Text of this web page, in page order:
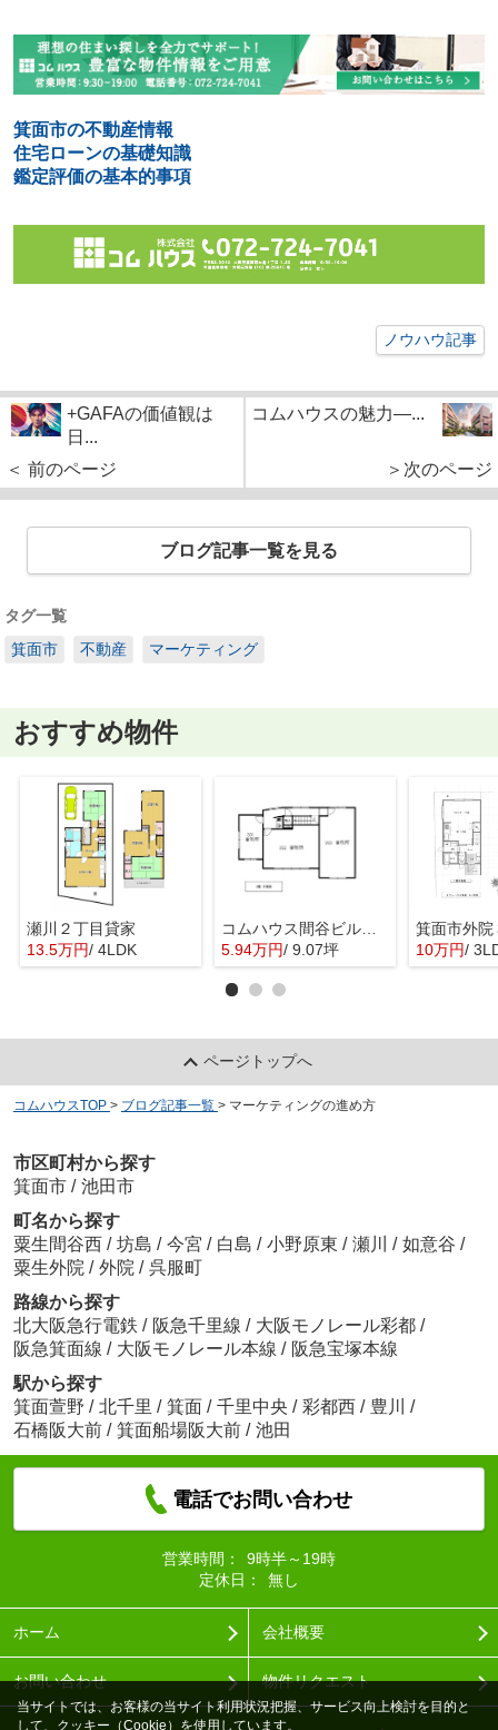
箕面市の不動産情報
住宅ローンの基礎知識
鑑定評価の基本的事項
ノウハウ記事
+GAFAの価値観は
日...
＜ 前のページ
コムハウスの魅力—...
＞次のページ
ブログ記事一覧を見る
タグ一覧
箕面市
不動産 マーケティング
おすすめ物件
瀬川２丁目貸家
13.5万円/ 4LDK
コムハウス間谷ビル 3階
5.94万円/ 9.07坪 10万円/
ページトップへ
コムハウスTOP > ブログ記事一覧 > マーケティングの進め方
市区町村から探す
箕面市 / 池田市
町名から探す
粟生間谷西 / 坊島 / 今宮 / 白島 / 小野原東 / 瀬川 / 如意谷 /
粟生外院 / 外院 / 呉服町
路線から探す
北大阪急行電鉄 / 阪急千里線 / 大阪モノレール彩都 /
阪急箕面線 / 大阪モノレール本線 / 阪急宝塚本線
駅から探す
箕面萱野 / 北千里 / 箕面 / 千里中央 / 彩都西 / 豊川
/
石橋阪大前 / 箕面船場阪大前 / 池田
電話でお問い合わせ
営業時間：
9時半～19時
定休日：
無し
ホーム 会社概要
お問い合わせ 物件リクエスト
当サイトでは、お客様の当サイト利用状況把握、サービス向上検討を目的と
して、クッキー（Cookie）を使用しています。